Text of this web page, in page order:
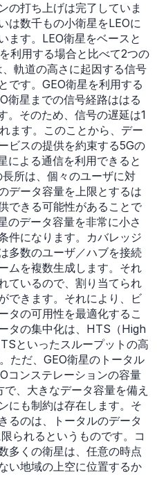
の打ち上げは完了していま
は数千もの小衛星をLEOに
ます。LEO衛星をベースと
利用する場合と比べて2つの
軌道の高さに起因する信号
です。GEO衛星を利用する
衛星までの信号経路ははる
。そのため、信号の遅延は1
ます。このことから、デー
ビスの提供を約束する5Gの
による通信を利用できると
所は、個々のユーザに対
データ容量を上限とするは
できる可能性があることで
のデータ容量を非常に小さ
件になります。カバレッジ
多数のユーザ／ハブを接続
ムを複数生成します。それ
ているので、割り当てられ
できます。それにより、ビ
タの可用性を最適化するこ
タの集中化は、HTS（High
といったスループットの高
ただ、GEO衛星のトータル
コンステレーションの容量
で、大きなデータ容量を備え
にも制約は存在します。そ
るのは、トータルのデータ
られるというものです。コ
多くの衛星は、任意の時点
い地域の上空に位置するか